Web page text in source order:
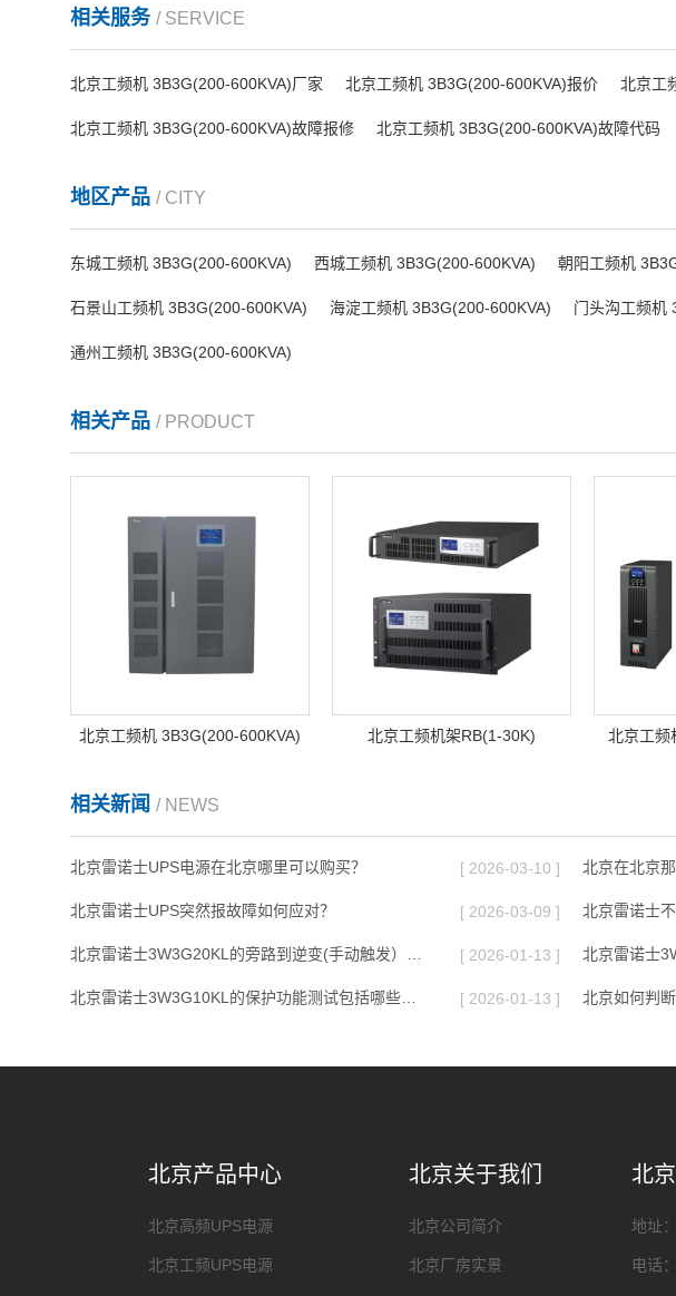
相关服务 / SERVICE
北京工频机 3B3G(200-600KVA)厂家 北京工频机 3B3G(200-600KVA)报价 北京工
北京工频机 3B3G(200-600KVA)故障报修 北京工频机 3B3G(200-600KVA)故障代码
地区产品 / CITY
东城工频机 3B3G(200-600KVA) 西城工频机 3B3G(200-600KVA) 朝阳工频机
石景山工频机 3B3G(200-600KVA) 海淀工频机 3B3G(200-600KVA) 门头沟工频机
通州工频机 3B3G(200-600KVA)
相关产品 / PRODUCT
北京工频机 3B3G(200-600KVA) 北京工频机架RB(1-30K) 北京工频
相关新闻 / NEWS
北京雷诺士UPS电源在北京哪里可以购买？ [ 2026-03-10 ]
北京雷诺士UPS突然报故障如何应对？ [ 2026-03-09 ]
北京雷诺士3W3G20KL的旁路到逆变(手动触发）测试的具体步骤是什么 [ 2026-01-13 ]
北京雷诺士3W3G10KL的保护功能测试包括哪些内容 [ 2026-01-13 ]
北京产品中心
北京高频UPS电源
北京工频UPS电源
北京关于我们
北京公司简介
北京厂房实景
北
地址
电话